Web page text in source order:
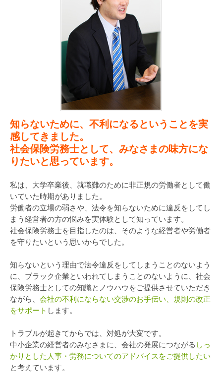
知らないために、不利になるということを実
感してきました。
社会保険労務士として、みなさまの味方にな
りたいと思っています。
私は、大学卒業後、就職難のために非正規の労働者として働
いていた時期がありました。
労働者の立場の弱さや、法令を知らないために違反をしてし
まう経営者の方の悩みを実体験として知っています。
社会保険労務士を目指したのは、そのような経営者や労働者
を守りたいという思いからでした。
知らないという理由で法令違反をしてしまうことのないよう
に、ブラック企業といわれてしまうことのないように、社会
保険労務士としての知識とノウハウをご提供させていただき
ながら、 会社の不利にならない交渉のお手伝い、規則の改正
をサポート します。
トラブルが起きてからでは、対処が大変です。
中小企業の経営者のみなさまに、会社の発展につながる しっ
かりとした人事・労務についてのアドバイスをご提供したい
と考えています。